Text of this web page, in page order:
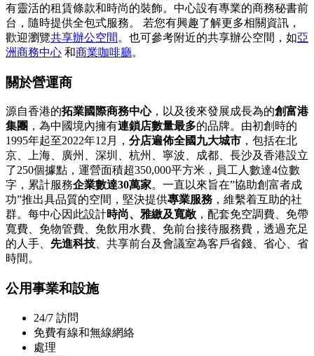
有靈活的租賃條款和時尚的裝飾。中心設有專業的商務秘書前
台，隨時提供全包式服務。 若您有興趣了解更多相關資訊，
歡迎瀏覽共享辦公空間 。也可參考附近的共享辦公空間，如亞
洲商務中心 和商業咖啡廳。
關於營運商
源自香港的拓業國際商務中心，以及後來發展成長為的創富港
集團 ，為中國境內擁有連鎖店數量最多的品牌。由初創時的
1995年起至2022年12月， 分店遍佈全國九大城市 ，包括在北
京、上海、廣州、深圳、杭州、寧波、成都、長沙及香港設立
了250個據點，運營面積超350,000平方米，員工人數達4位數
字，累計服務企業數達30萬家。一直以來旨在”協助創富者成
功”推出具品質的空間，堅決提供專業服務 ，維繫着互助的社
群。每中心因此設計時尚、雅繳及寬敞 ，配套免空調費、免帶
寬費、免物管費、免飲用水費、免前台接待服務費，透過充足
的人手、 先進科技、共享前台及會議室為客戶省錢、省心、省
時間。
公用事業和設施
24/7 訪問
免費有線和無線網絡
處理